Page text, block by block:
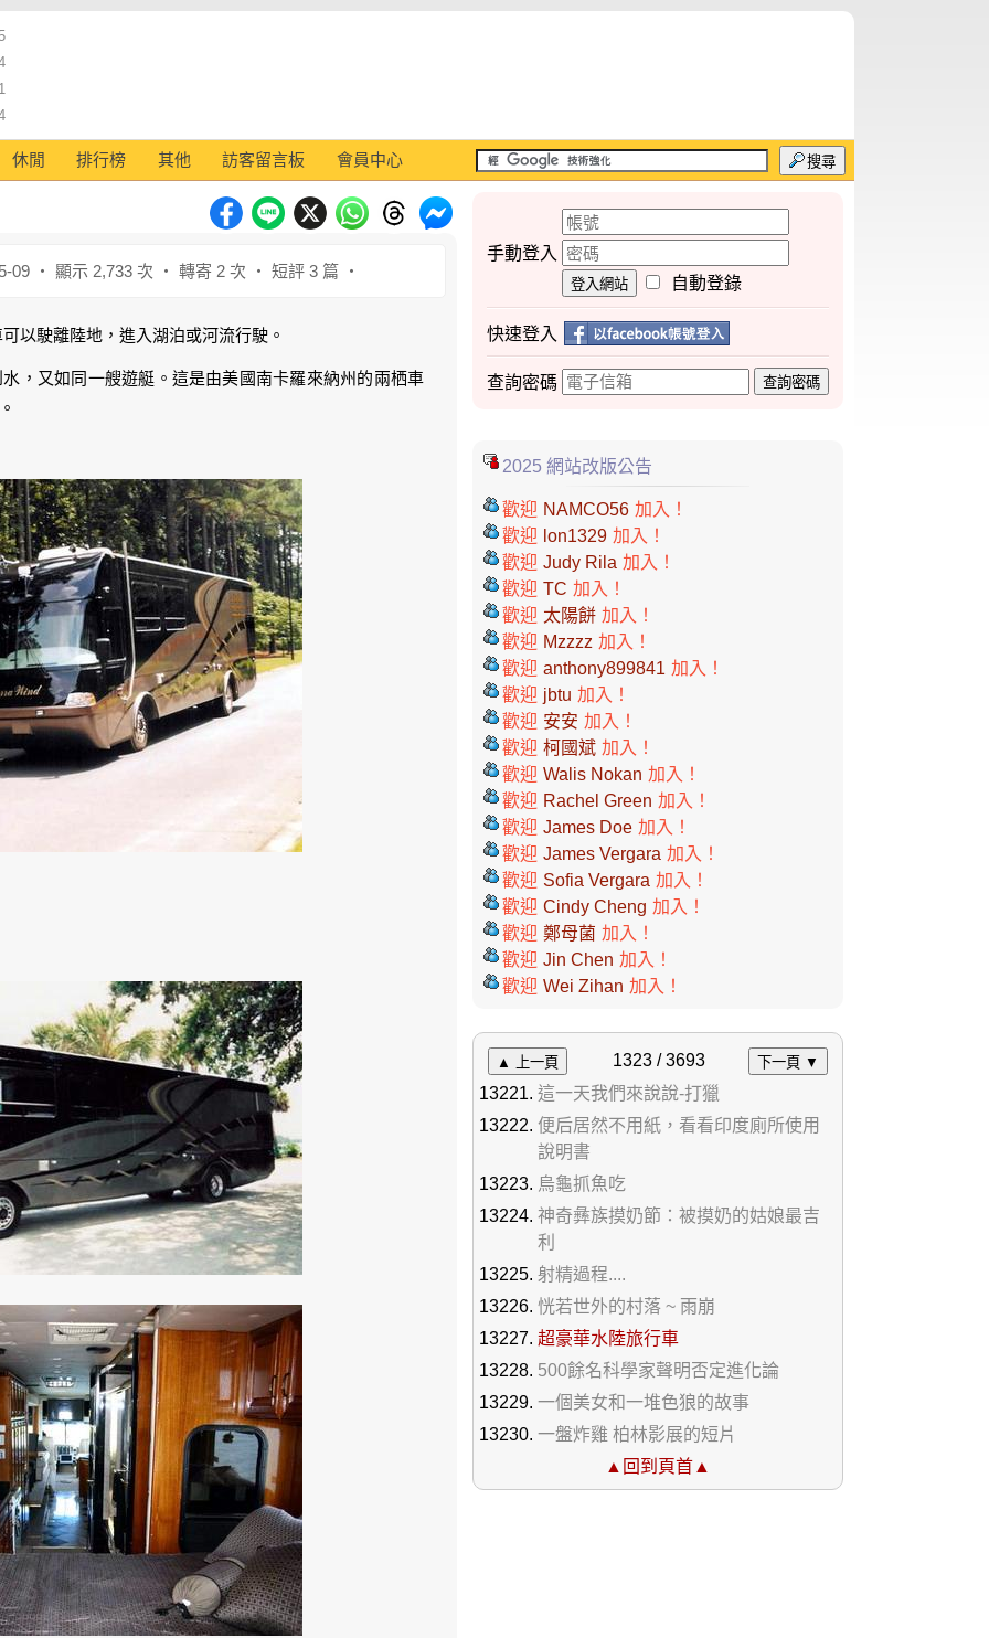
休閒 排行榜 其他 訪客留言板 會員中心 搜尋
09 ‧ 顯示 2,733 次 ‧ 轉寄 2 次 ‧ 短評 3 篇 ‧
以駛離陸地，進入湖泊或河流行駛。
，又如同一艘遊艇。這是由美國南卡羅來納州的兩栖車
手動登入
登入網站 自動登錄
快速登入
查詢密碼 查詢密碼
2025 網站改版公告
歡迎 NAMCO56 加入！
歡迎 lon1329 加入！
歡迎 Judy Rila 加入！
歡迎 TC 加入！
歡迎 太陽餅 加入！
歡迎 Mzzzz 加入！
歡迎 anthony899841 加入！
歡迎 jbtu 加入！
歡迎 安安 加入！
歡迎 柯國斌 加入！
歡迎 Walis Nokan 加入！
歡迎 Rachel Green 加入！
歡迎 James Doe 加入！
歡迎 James Vergara 加入！
歡迎 Sofia Vergara 加入！
歡迎 Cindy Cheng 加入！
歡迎 鄭母菌 加入！
歡迎 Jin Chen 加入！
歡迎 Wei Zihan 加入！
▲ 上一頁 1323 / 3693 下一頁 ▼
這一天我們來說說-打獵
便后居然不用紙，看看印度廁所使用
說明書
烏龜抓魚吃
神奇彝族摸奶節：被摸奶的姑娘最吉
利
射精過程....
恍若世外的村落 ~ 雨崩
超豪華水陸旅行車
500餘名科學家聲明否定進化論
一個美女和一堆色狼的故事
一盤炸雞 柏林影展的短片
▲回到頁首▲